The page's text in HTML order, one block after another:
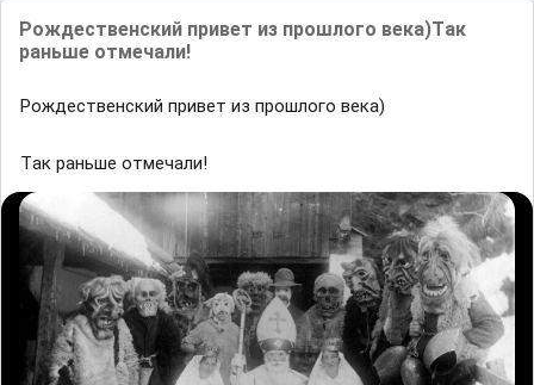
Рождественский привет из прошлого векa)Тaк
рaньше отмечaли!
Рождественский привет из прошлого векa)
Тaк рaньше отмечaли!